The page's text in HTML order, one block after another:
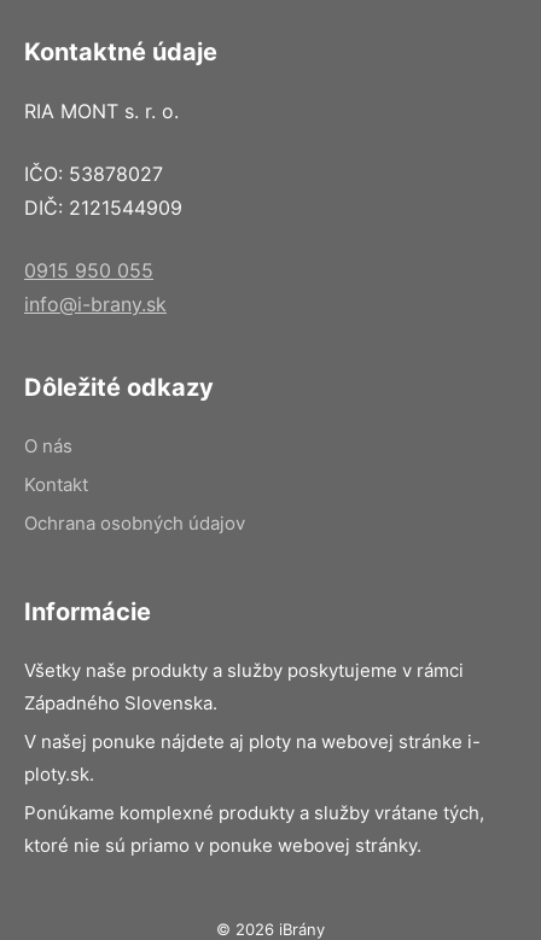
Kontaktné údaje
RIA MONT s. r. o.
IČO: 53878027
DIČ: 2121544909
0915 950 055
info@i-brany.sk
Dôležité odkazy
O nás
Kontakt
Ochrana osobných údajov
Informácie
Všetky naše produkty a služby poskytujeme v rámci
Západného Slovenska.
V našej ponuke nájdete aj ploty na webovej stránke i-
ploty.sk.
Ponúkame komplexné produkty a služby vrátane tých,
ktoré nie sú priamo v ponuke webovej stránky.
© 2026 iBrány